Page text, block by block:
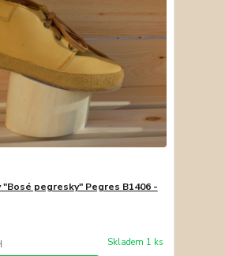
"Bosé pegresky" Pegres B1406 -
Skladem 1 ks